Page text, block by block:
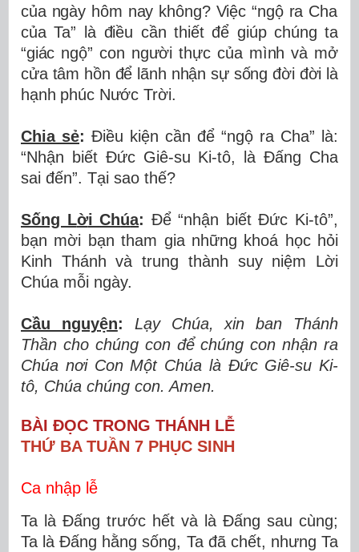
của ngày hôm nay không? Việc“ngộra Cha
của Ta” à điều cần thiếtđể giúp chúng ta
“giác ngộ” con người thực của mình và mở
cửa tâm hồn để lãnh nhận sựsốngđời đời là
hạnh phúc Nước Trời.
Chia sẻ: Điều kiện cần để “ngộ ra Cha” à:
“Nhận biết Đức Giê-su Ki-tô, làĐấng Cha
sai đến”. Tại sao thế?
Sống Lời Chúa: Để “nhận biếtĐức Ki-tô”,
bạn mời bạn tham gia những khoá học hỏi
Kinh Thánh và trung thành suy niệm Lời
Chúa mỗi ngày.
Cầu nguyện: Lạy Chúa, xin ban Thánh
Thần cho chúng con đểchúng con nhận ra
Chúa nơi Con Một Chúa là Đức Giê-su Ki-
tô, Chúa chúng con. Amen.
BÀI ĐỌC TRONG THÁNH LỄ
THỨ BA TUẦN 7 PHỤC SINH
Ca nhập lễ
Ta là Đấng trước hết và là Đấng sau cùng;
Ta là Đấng hằng sống, Ta đã chết, nhưng Ta